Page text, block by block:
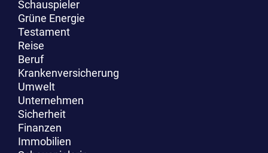
Schauspieler
Grüne Energie
Testament
Reise
Beruf
Krankenversicherung
Umwelt
Unternehmen
Sicherheit
Finanzen
Immobilien